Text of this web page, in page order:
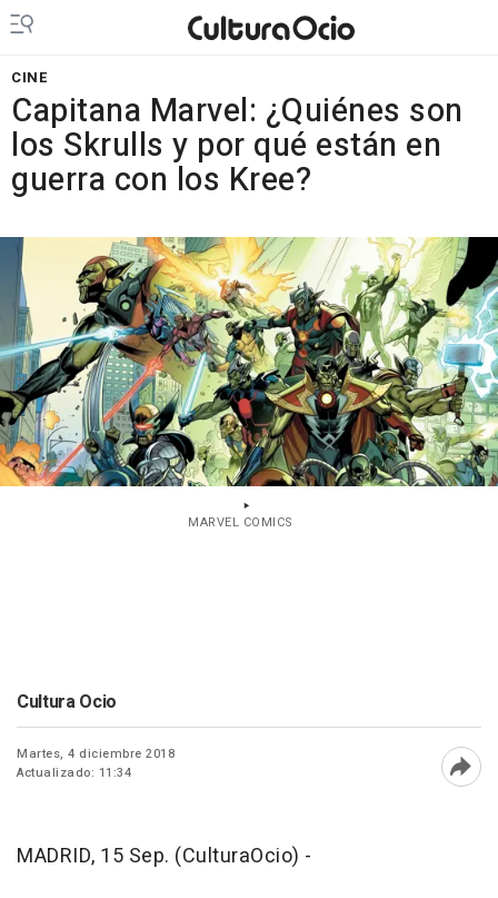
CINE
Capitana Marvel: ¿Quiénes son
los Skrulls y por qué están en
guerra con los Kree?
MARVEL COMICS
Cultura Ocio
Martes, 4 diciembre 2018
Actualizado: 11:34
MADRID, 15 Sep. (CulturaOcio) -